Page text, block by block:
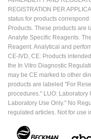
REGISTRATION PER
status for products
Products. These products are
Analyte Specific Reagents.
Reagent. Analytical and
CE-IVD, CE: Products
the In Vitro Diagnostic
may be CE marked to other
products are labeled "For
procedures." LUO: Laboratory
Laboratory Use Only." No
regulated articles. Not for use